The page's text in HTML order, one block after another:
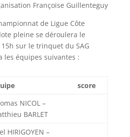
Françoise Guillenteguy
de Ligue Côte
pleine se déroulera le
sur le trinquet du SAG
les équipes suivantes :
score
NICOL –
BARLET
HIRIGOYEN –